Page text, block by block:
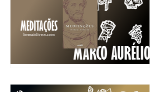
“Meditações” Marco Aurélio